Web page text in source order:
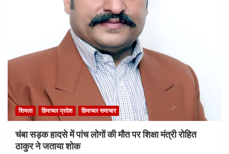
शिमला हिमाचल प्रदेश हिमाचल समाचार
चंबा सड़क हादसे में पांच लोगों की मौत पर शिक्षा मंत्री रोहित
ठाकुर ने जताया शोक